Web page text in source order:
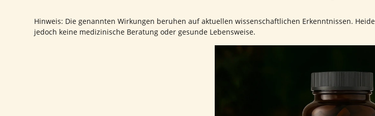
Hinweis: Die genannten Wirkungen beruhen auf aktuellen wissenschaftlichen Erkenntnissen.
jedoch keine medizinische Beratung oder gesunde Lebensweise.